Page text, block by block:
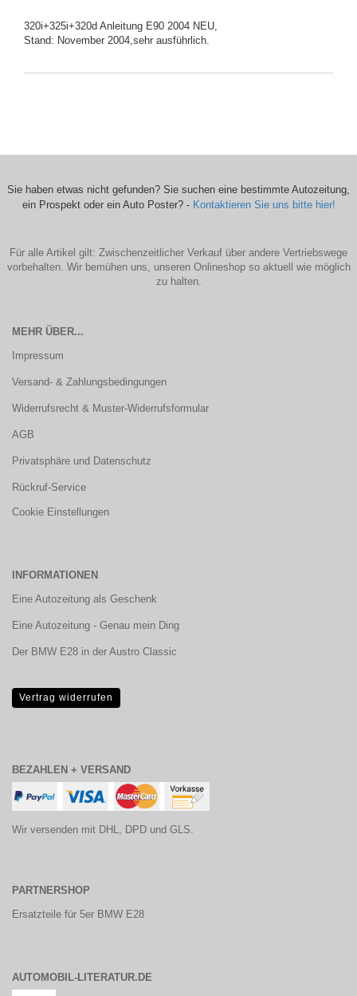
320i+325i+320d Anleitung E90 2004 NEU,
Stand: November 2004,sehr ausführlich.
Sie haben etwas nicht gefunden? Sie suchen eine bestimmte Autozeitung,
ein Prospekt oder ein Auto Poster? - Kontaktieren Sie uns bitte hier!
Für alle Artikel gilt: Zwischenzeitlicher Verkauf über andere Vertriebswege
vorbehalten. Wir bemühen uns, unseren Onlineshop so aktuell wie möglich
zu halten.
MEHR ÜBER...
Impressum
Versand- & Zahlungsbedingungen
Widerrufsrecht & Muster-Widerrufsformular
AGB
Privatsphäre und Datenschutz
Rückruf-Service
Cookie Einstellungen
INFORMATIONEN
Eine Autozeitung als Geschenk
Eine Autozeitung - Genau mein Ding
Der BMW E28 in der Austro Classic
Vertrag widerrufen
BEZAHLEN + VERSAND
Wir versenden mit DHL, DPD und GLS.
PARTNERSHOP
Ersatzteile für 5er BMW E28
AUTOMOBIL-LITERATUR.DE